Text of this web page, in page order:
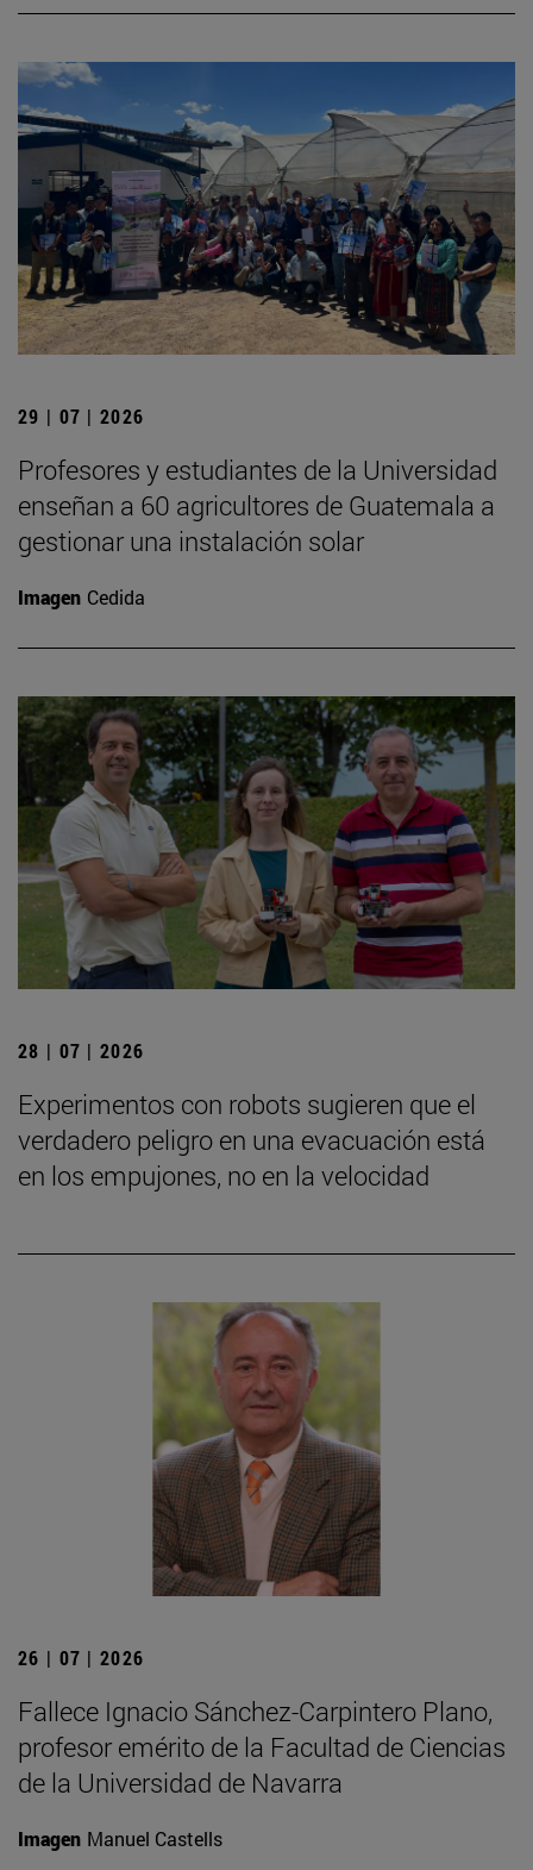
29 | 07 | 2026
Profesores y estudiantes de la Universidad
enseñan a 60 agricultores de Guatemala a
gestionar una instalación solar
Imagen Cedida
28 | 07 | 2026
Experimentos con robots sugieren que el
verdadero peligro en una evacuación está
en los empujones, no en la velocidad
26 | 07 | 2026
Fallece Ignacio Sánchez-Carpintero Plano,
profesor emérito de la Facultad de Ciencias
de la Universidad de Navarra
Imagen Manuel Castells